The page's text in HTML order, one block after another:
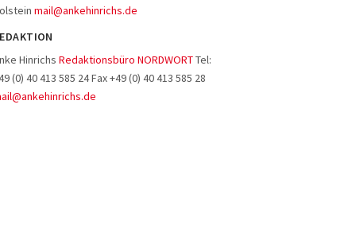
mail@ankehinrichs.de
Hinrichs Redaktionsbüro NORDWORTTel:
(0) 40 413 585 24 Fax +49 (0) 40 413 585 28